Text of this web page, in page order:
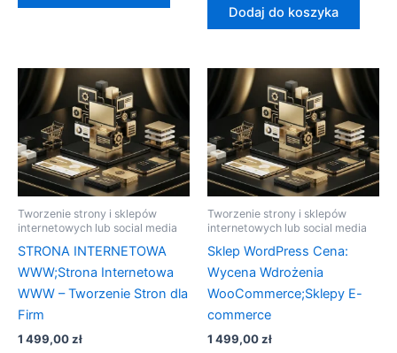
Dodaj do koszyka
Tworzenie strony i sklepów
internetowych lub social media
STRONA INTERNETOWA
WWW;Strona Internetowa
WWW – Tworzenie Stron dla
Firm
1 499,00zł
Tworzenie strony i sklepów
internetowych lub social media
Sklep WordPress Cena:
Wycena Wdrożenia
WooCommerce;Sklepy E-
commerce
1 499,00zł